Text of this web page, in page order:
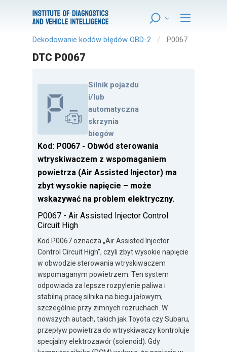
Dekodowanie kodów błędów OBD-2 P0067
DTC P0067
Silnik pojazdu
i/lub
automatyczna
skrzynia
biegów
Kod: P0067 - Obwód sterowania
wtryskiwaczem z wspomaganiem
powietrza (Air Assisted Injector) ma
zbyt wysokie napięcie – może
wskazywać na problem elektryczny.
P0067 - Air Assisted Injector Control
Circuit High
Kod P0067 oznacza „Air Assisted Injector
Control Circuit High”, czyli zbyt wysokie napięcie
w obwodzie sterowania wtryskiwaczem
wspomaganym powietrzem. Ten system
odpowiada za lepsze rozpylenie paliwa i
stabilną pracę silnika na biegu jałowym,
szczególnie przy zimnych rozruchach. W
nowszych autach, takich jak Toyota czy Subaru,
przepływ powietrza do wtryskiwaczy kontroluje
specjalny elektrozawór (solenoid). Gdy